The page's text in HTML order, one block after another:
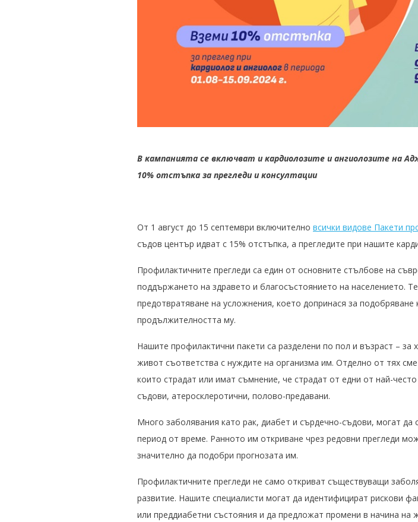
В кампанията се включват и кардиолозите и ангиолозите на
10% отстъпка за прегледи и консултации
От 1 август до 15 септември включително всички видове Пакети
съдов център идват с 15% отстъпка, а прегледите при нашите
Профилактичните прегледи са един от основните стълбове на
поддържането на здравето и благосъстоянието на населението.
предотвратяване на усложнения, което допринася за
продължителността му.
Нашите профилактични пакети са разделени по пол и възраст – за
живот съответства с нуждите на организма им. Отделно от тях
които страдат или имат съмнение, че страдат от едни от най-
съдови, атеросклеротични, полово-предавани.
Много заболявания като рак, диабет и сърдечно-съдови, могат
период от време. Ранното им откриване чрез редовни прегледи
значително да подобри прогнозата им.
Профилактичните прегледи не само откриват съществуващи
развитие. Нашите специалисти могат да идентифицират рискови
или преддиабетни състояния и да предложат промени в начина на